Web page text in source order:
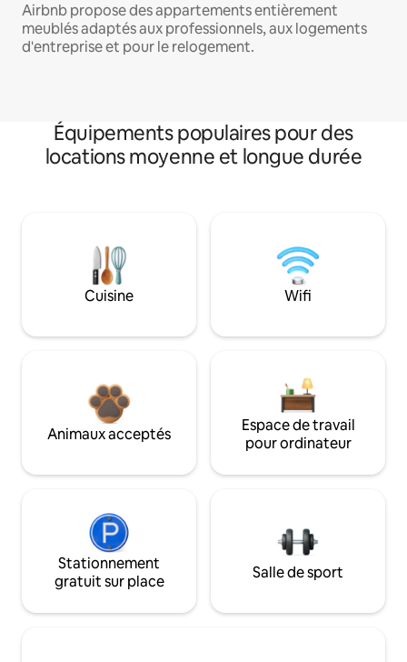
Airbnb propose des appartements entièrement
meublés adaptés aux professionnels, aux logements
d'entreprise et pour le relogement.
Équipements populaires pour des
locations moyenne et longue durée
Cuisine Wifi
Animaux acceptés
Espace de travail
pour ordinateur
Stationnement
gratuit sur place
Salle de sport